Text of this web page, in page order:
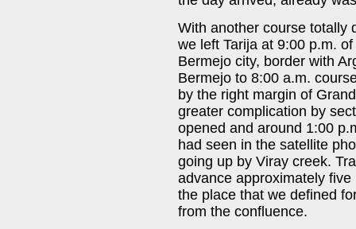
With another course totally
we left Tarija at 9:00 p.m.
Bermejo city, border with
Bermejo to 8:00 a.m.
by the right margin of
greater complication by
opened and around 1:00
had seen in the satellite
going up by Viray creek.
advance approximately
the place that we defined
from the confluence.